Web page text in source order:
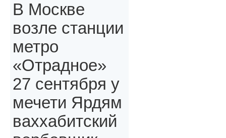
В Москве
возле станции
метро
«Отрадное»
27 сентября у
мечети Ярдям
ваххабитский